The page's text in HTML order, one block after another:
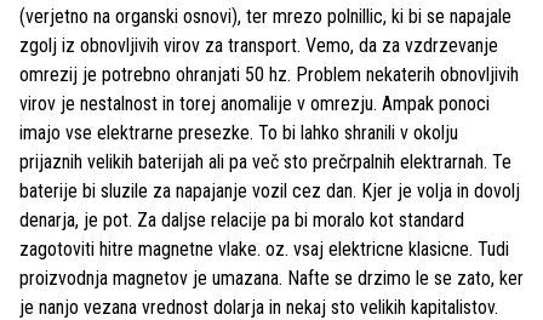
(verjetno na organski osnovi), ter mrezo polnillic, ki bi se napajale
zgolj iz obnovljivih virov za transport. Vemo, da za vzdrzevanje
omrezij je potrebno ohranjati 50 hz. Problem nekaterih obnovljivih
virov je nestalnost in torej anomalije v omrezju. Ampak ponoci
imajo vse elektrarne presezke. To bi lahko shranili v okolju
prijaznih velikih baterijah ali pa več sto prečrpalnih elektrarnah. Te
baterije bi sluzile za napajanje vozil cez dan. Kjer je volja in dovolj
denarja, je pot. Za daljse relacije pa bi moralo kot standard
zagotoviti hitre magnetne vlake. oz. vsaj elektricne klasicne. Tudi
proizvodnja magnetov je umazana. Nafte se drzimo le se zato, ker
je nanjo vezana vrednost dolarja in nekaj sto velikih kapitalistov.